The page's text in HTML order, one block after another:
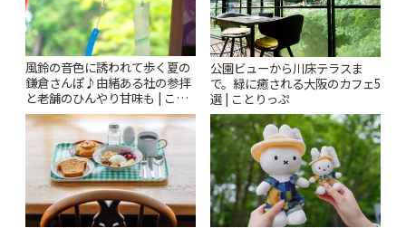
風鈴の音色に誘われて歩く夏の
鎌倉さんぽ♪由緒ある社の参拝
と老舗のひんやり甘味も | こと
りっぷ
公園ビューから川床テラスま
で。緑に癒される大阪のカフェ5
選 | ことりっぷ